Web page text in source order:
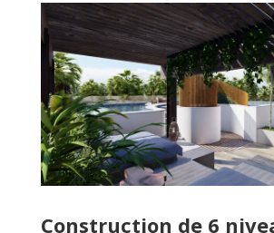
Construction de 6